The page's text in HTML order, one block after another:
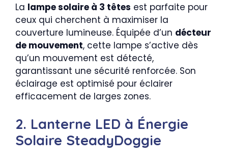
La lampe solaire à 3 têtes est parfaite pour
ceux qui cherchent à maximiser la
couverture lumineuse. Équipée d’un décteur
de mouvement, cette lampe s’active dès
qu’un mouvement est détecté,
garantissant une sécurité renforcée. Son
éclairage est optimisé pour éclairer
efficacement de larges zones.
2. Lanterne LED à Énergie
Solaire SteadyDoggie